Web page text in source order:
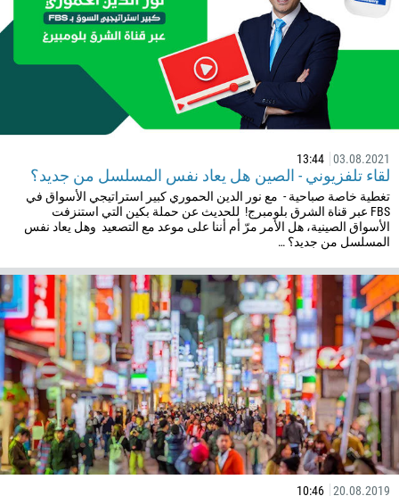
03.08.2021
13:44
لقاء تلفزيوني - الصين هل يعاد نفس المسلسل من جديد؟
تغطية خاصة صباحية - مع نور الدين الحموري كبير استراتيجي الأسواق في
FBS عبر قناة الشرق بلومبرج! للحديث عن حملة بكين التي استنزفت
الأسواق الصينية، هل الأمر مرّ أم أننا على موعد مع التصعيد وهل يعاد نفس
المسلسل من جديد؟ …
20.08.2019
10:46